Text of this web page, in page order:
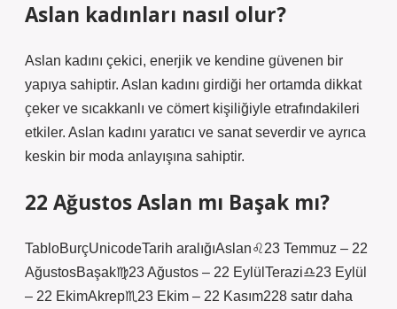
Aslan kadınları nasıl olur?
Aslan kadını çekici, enerjik ve kendine güvenen bir
yapıya sahiptir. Aslan kadını girdiği her ortamda dikkat
çeker ve sıcakkanlı ve cömert kişiliğiyle etrafındakileri
etkiler. Aslan kadını yaratıcı ve sanat severdir ve ayrıca
keskin bir moda anlayışına sahiptir.
22 Ağustos Aslan mı Başak mı?
TabloBurçUnicodeTarih aralığıAslan♌︎23 Temmuz – 22
AğustosBaşak♍︎23 Ağustos – 22 EylülTerazi♎︎23 Eylül
– 22 EkimAkrep♏︎23 Ekim – 22 Kasım228 satır daha